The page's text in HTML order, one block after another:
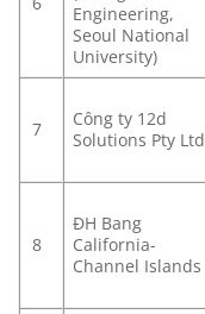
Engineering,
Seoul National
University)
7
Công ty 12d
Solutions Pty Ltd
8
ĐH Bang
California-
Channel Islands